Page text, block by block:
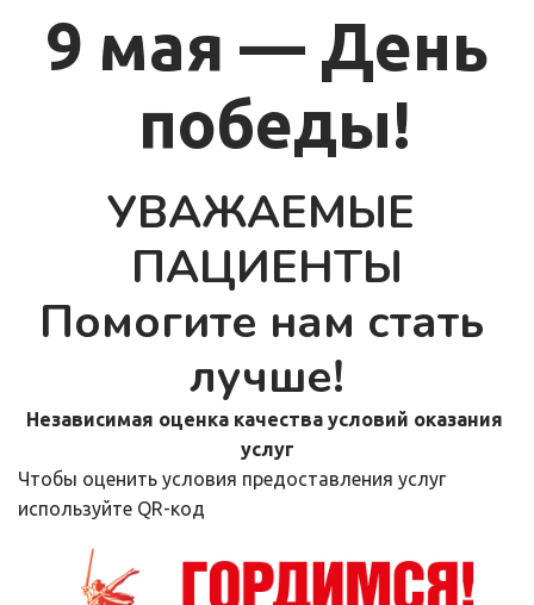
9 мая — День
победы!
УВАЖАЕМЫЕ
ПАЦИЕНТЫ
Помогите нам стать
лучше!
Независимая оценка качества условий оказания
услуг
Чтобы оценить условия предоставления услуг
используйте QR-код